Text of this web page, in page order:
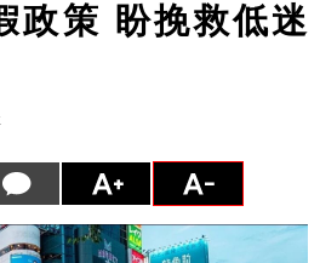
政策 盼挽救低迷